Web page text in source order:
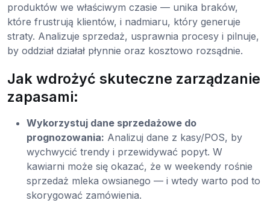
produktów we właściwym czasie — unika braków,
które frustrują klientów, i nadmiaru, który generuje
straty. Analizuje sprzedaż, usprawnia procesy i pilnuje,
by oddział działał płynnie oraz kosztowo rozsądnie.
Jak wdrożyć skuteczne zarządzanie
zapasami:
Wykorzystuj dane sprzedażowe do
prognozowania: Analizuj dane z kasy/POS, by
wychwycić trendy i przewidywać popyt. W
kawiarni może się okazać, że w weekendy rośnie
sprzedaż mleka owsianego — i wtedy warto pod to
skorygować zamówienia.